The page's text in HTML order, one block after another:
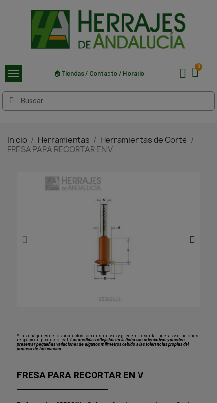
🏠Tiendas / Contacto / Horario
Inicio Herramientas
Herramientas de Corte
FRESA PARA RECORTAR EN V
*Las imágenes de los productos son ilustrativas y pueden presentar ligeras variaciones
respecto al producto real. Las medidas reflejadas en la ficha son orientativas y pueden
presentar pequeñas variaciones de algunos milímetros debido a las tolerancias propias del
proceso de fabricación.
FRESA PARA RECORTAR EN V